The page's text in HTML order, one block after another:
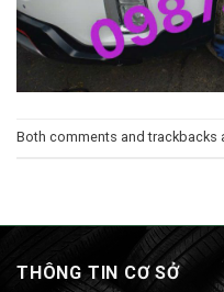
Both comments and trackbacks
THÔNG TIN CƠ SỞ